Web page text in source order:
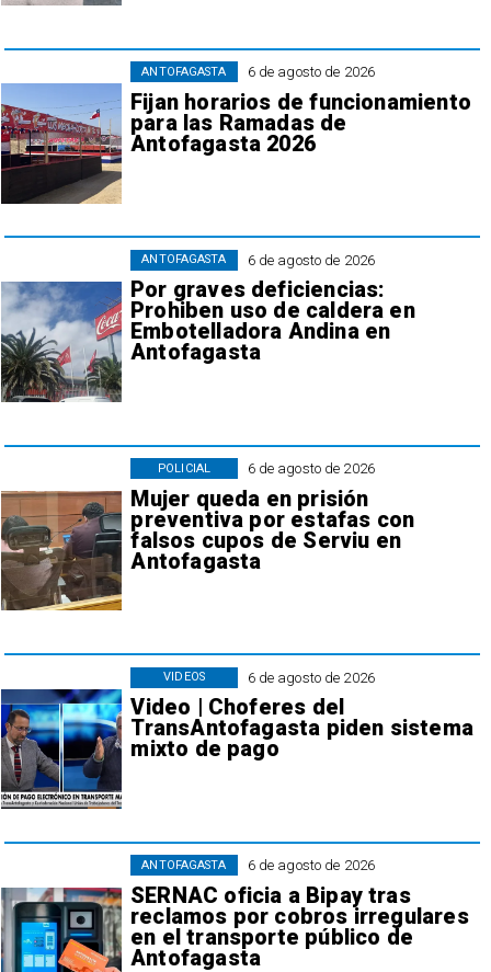
6 de agosto de 2026
Fijan horarios de funcionamiento
para las Ramadas de
Antofagasta 2026
ANTOFAGASTA
6 de agosto de 2026
Por graves deficiencias:
Prohiben uso de caldera en
Embotelladora Andina en
Antofagasta
ANTOFAGASTA
6 de agosto de 2026
Mujer queda en prisión
preventiva por estafas con
falsos cupos de Serviu en
Antofagasta
POLICIAL
6 de agosto de 2026
Video | Choferes del
TransAntofagasta piden sistema
mixto de pago
VIDEOS
6 de agosto de 2026
SERNAC oficia a Bipay tras
reclamos por cobros irregulares
en el transporte público de
Antofagasta
ANTOFAGASTA